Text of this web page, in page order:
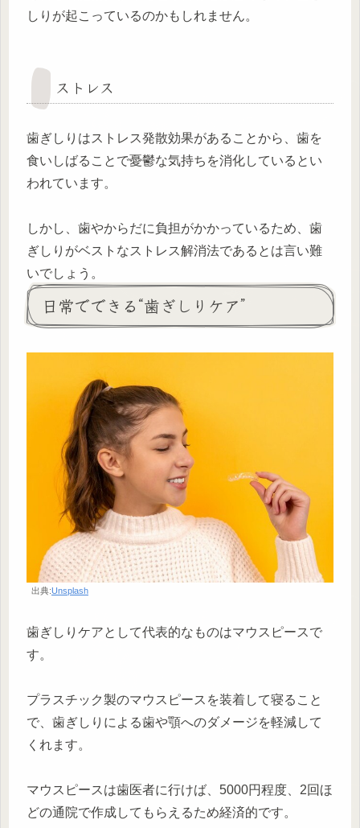
しりが起こっているのかもしれません。
ストレス
歯ぎしりはストレス発散効果があることから、歯を
食いしばることで憂鬱な気持ちを消化しているとい
われています。
しかし、歯やからだに負担がかかっているため、歯
ぎしりがベストなストレス解消法であるとは言い難
いでしょう。
日常でできる“歯ぎしりケア”
出典:Unsplash
歯ぎしりケアとして代表的なものはマウスピースで
す。
プラスチック製のマウスピースを装着して寝ること
で、歯ぎしりによる歯や顎へのダメージを軽減して
くれます。
マウスピースは歯医者に行けば、5000円程度、2回ほ
どの通院で作成してもらえるため経済的です。